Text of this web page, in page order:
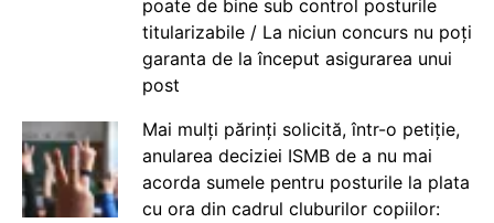
poate de bine sub control posturile
titularizabile / La niciun concurs nu poți
garanta de la început asigurarea unui
post
Mai mulți părinți solicită, într-o petiție,
anularea deciziei ISMB de a nu mai
acorda sumele pentru posturile la plata
cu ora din cadrul cluburilor copiilor: